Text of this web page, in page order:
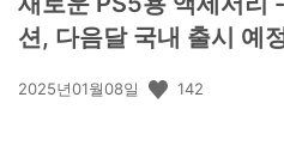
션, 다음달 국내 출시 예
공
2025년01월08일 142